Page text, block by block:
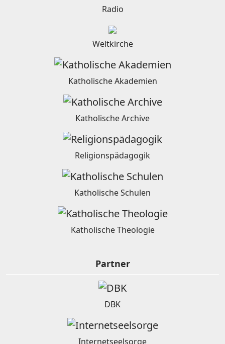
Radio
Weltkirche
Katholische Akademien
Katholische Archive
Religionspädagogik
Katholische Schulen
Katholische Theologie
Partner
DBK
Internetseelsorge